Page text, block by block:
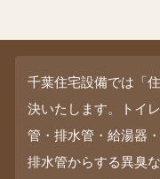
千葉住宅設備では「
決いたします。トイ
管・排水管・給湯器
排水管からする異臭